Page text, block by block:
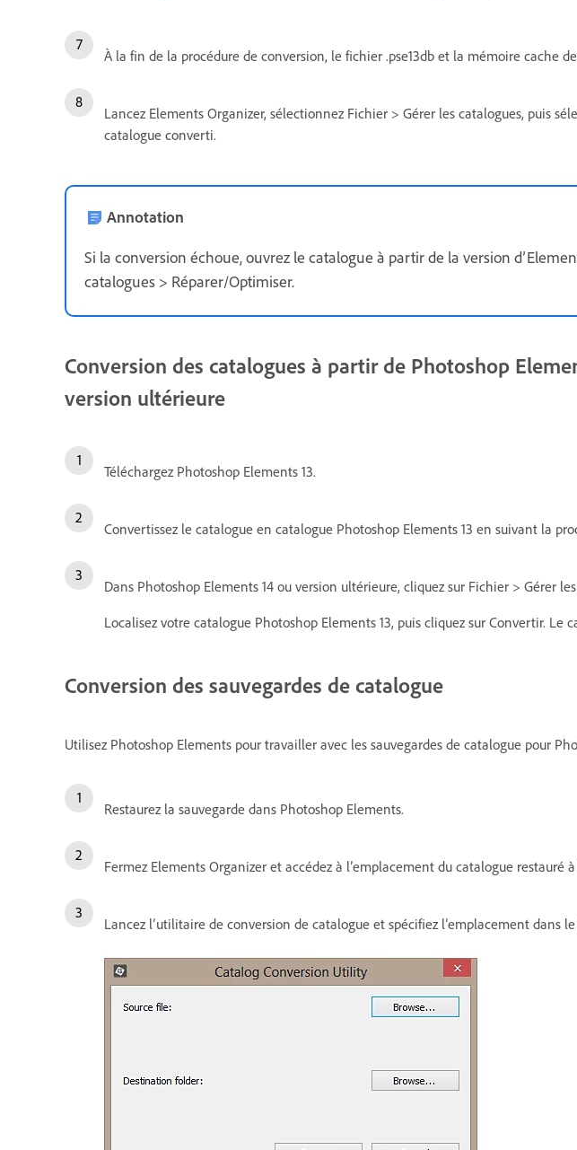
À la fin de la procédure de conversion, le fichier .pse13db et la mémoire cache
Lancez Elements Organizer, sélectionnez Fichier > Gérer les catalogues, puis
catalogue converti.
Annotation
Si la conversion échoue, ouvrez le catalogue à partir de la version
catalogues > Réparer/Optimiser.
Conversion des catalogues à partir de Photoshop
version ultérieure
Téléchargez Photoshop Elements 13.
Convertissez le catalogue en catalogue Photoshop Elements 13 en suivant la
Dans Photoshop Elements 14 ou version ultérieure, cliquez sur Fichier > Gérer
Localisez votre catalogue Photoshop Elements 13, puis cliquez sur Convertir.
Conversion des sauvegardes de catalogue
Utilisez Photoshop Elements pour travailler avec les sauvegardes de catalogue pour
Restaurez la sauvegarde dans Photoshop Elements.
Fermez Elements Organizer et accédez à l’emplacement du catalogue restauré
Lancez l’utilitaire de conversion de catalogue et spécifiez l’emplacement dans